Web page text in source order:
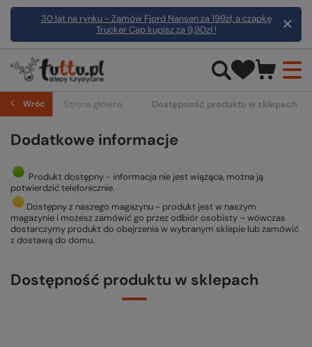
30 lat na rynku - Zamów Fjord Nansen za 199zł, a czapkę
Trucker Cap kupisz za 9,90zł !
Wróć Strona główna Dostępność produktu w sklepach
Dodatkowe informacje
Produkt dostępny - informacja nie jest wiążąca, można ją
potwierdzić telefonicznie.
Dostępny z naszego magazynu - produkt jest w naszym
magazynie i możesz zamówić go przez odbiór osobisty – wówczas
dostarczymy produkt do obejrzenia w wybranym sklepie lub zamówić
z dostawą do domu.
Dostępność produktu w sklepach